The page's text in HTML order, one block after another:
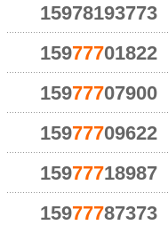
15978193773
15977701822
15977707900
15977709622
15977718987
15977787373